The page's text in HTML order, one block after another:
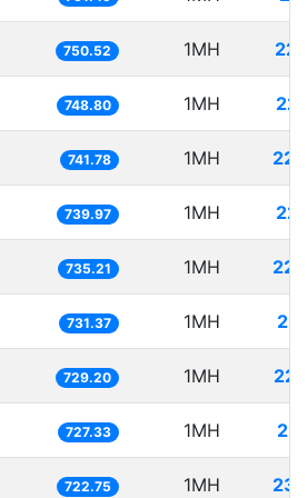
750.52 1MH
748.80 1MH
741.78 1MH
739.97 1MH
735.21 1MH
731.37 1MH
729.20 1MH
727.33 1MH
722.75 1MH